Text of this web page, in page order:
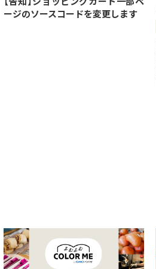
ージのソースコードを変更します